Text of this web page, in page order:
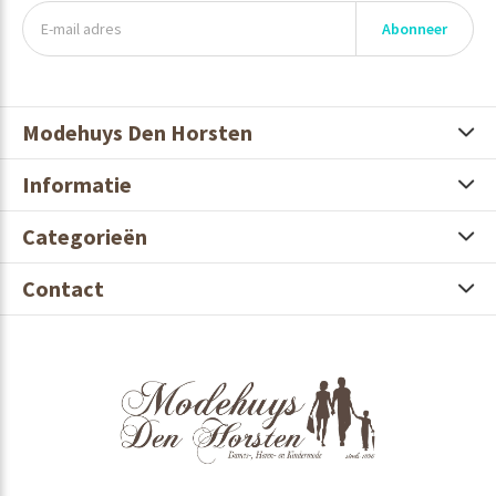
Abonneer
Modehuys Den Horsten
Informatie
Categorieën
Contact